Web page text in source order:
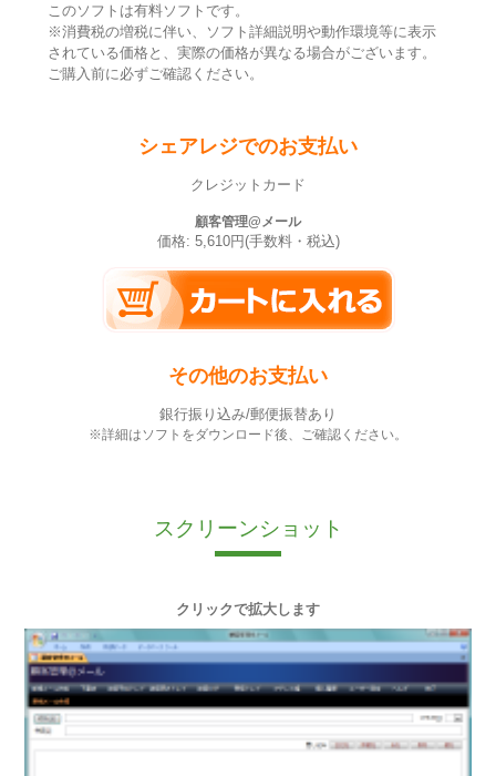
このソフトは有料ソフトです。
※消費税の増税に伴い、ソフト詳細説明や動作環境等に表示
されている価格と、実際の価格が異なる場合がございます。
ご購入前に必ずご確認ください。
シェアレジでのお支払い
クレジットカード
顧客管理@メール
価格: 5,610円(手数料・税込)
その他のお支払い
銀行振り込み/郵便振替あり
※詳細はソフトをダウンロード後、ご確認ください。
スクリーンショット
クリックで拡大します